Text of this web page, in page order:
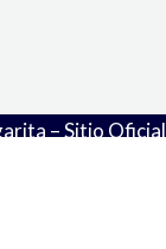
– Sitio Oficial